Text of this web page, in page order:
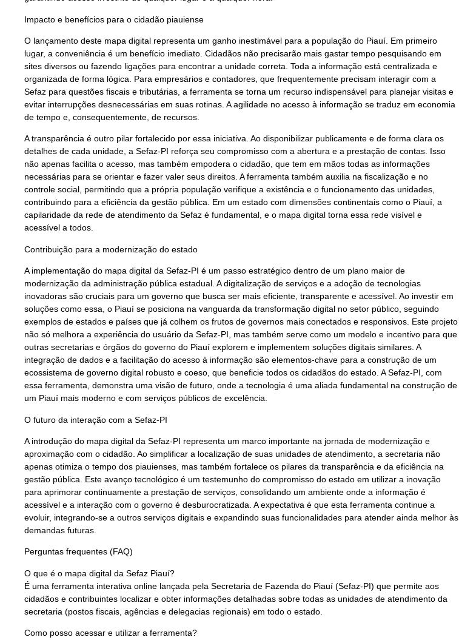
Impacto e benefícios para o cidadão piauiense
O lançamento deste mapa digital representa um ganho inestimável para a população do Piauí. Em primeiro
lugar, a conveniência é um benefício imediato. Cidadãos não precisarão mais gastar tempo pesquisando em
sites diversos ou fazendo ligações para encontrar a unidade correta. Toda a informação está centralizada e
organizada de forma lógica. Para empresários e contadores, que frequentemente precisam interagir com a
Sefaz para questões fiscais e tributárias, a ferramenta se torna um recurso indispensável para planejar visitas e
evitar interrupções desnecessárias em suas rotinas. A agilidade no acesso à informação se traduz em economia
de tempo e, consequentemente, de recursos.
A transparência é outro pilar fortalecido por essa iniciativa. Ao disponibilizar publicamente e de forma clara os
detalhes de cada unidade, a Sefaz-PI reforça seu compromisso com a abertura e a prestação de contas. Isso
não apenas facilita o acesso, mas também empodera o cidadão, que tem em mãos todas as informações
necessárias para se orientar e fazer valer seus direitos. A ferramenta também auxilia na fiscalização e no
controle social, permitindo que a própria população verifique a existência e o funcionamento das unidades,
contribuindo para a eficiência da gestão pública. Em um estado com dimensões continentais como o Piauí, a
capilaridade da rede de atendimento da Sefaz é fundamental, e o mapa digital torna essa rede visível e
acessível a todos.
Contribuição para a modernização do estado
A implementação do mapa digital da Sefaz-PI é um passo estratégico dentro de um plano maior de
modernização da administração pública estadual. A digitalização de serviços e a adoção de tecnologias
inovadoras são cruciais para um governo que busca ser mais eficiente, transparente e acessível. Ao investir em
soluções como essa, o Piauí se posiciona na vanguarda da transformação digital no setor público, seguindo
exemplos de estados e países que já colhem os frutos de governos mais conectados e responsivos. Este projeto
não só melhora a experiência do usuário da Sefaz-PI, mas também serve como um modelo e incentivo para que
outras secretarias e órgãos do governo do Piauí explorem e implementem soluções digitais similares. A
integração de dados e a facilitação do acesso à informação são elementos-chave para a construção de um
ecossistema de governo digital robusto e coeso, que beneficie todos os cidadãos do estado. A Sefaz-PI, com
essa ferramenta, demonstra uma visão de futuro, onde a tecnologia é uma aliada fundamental na construção de
um Piauí mais moderno e com serviços públicos de excelência.
O futuro da interação com a Sefaz-PI
A introdução do mapa digital da Sefaz-PI representa um marco importante na jornada de modernização e
aproximação com o cidadão. Ao simplificar a localização de suas unidades de atendimento, a secretaria não
apenas otimiza o tempo dos piauienses, mas também fortalece os pilares da transparência e da eficiência na
gestão pública. Este avanço tecnológico é um testemunho do compromisso do estado em utilizar a inovação
para aprimorar continuamente a prestação de serviços, consolidando um ambiente onde a informação é
acessível e a interação com o governo é desburocratizada. A expectativa é que esta ferramenta continue a
evoluir, integrando-se a outros serviços digitais e expandindo suas funcionalidades para atender ainda melhor às
demandas futuras.
Perguntas frequentes (FAQ)
O que é o mapa digital da Sefaz Piauí?
É uma ferramenta interativa online lançada pela Secretaria de Fazenda do Piauí (Sefaz-PI) que permite aos
cidadãos e contribuintes localizar e obter informações detalhadas sobre todas as unidades de atendimento da
secretaria (postos fiscais, agências e delegacias regionais) em todo o estado.
Como posso acessar e utilizar a ferramenta?